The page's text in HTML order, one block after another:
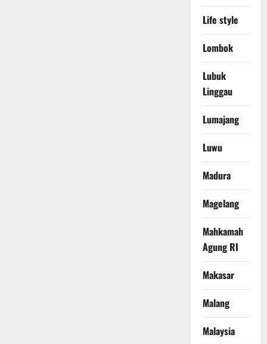
Life style
Lombok
Lubuk
Linggau
Lumajang
Luwu
Madura
Magelang
Mahkamah
Agung RI
Makasar
Malang
Malaysia